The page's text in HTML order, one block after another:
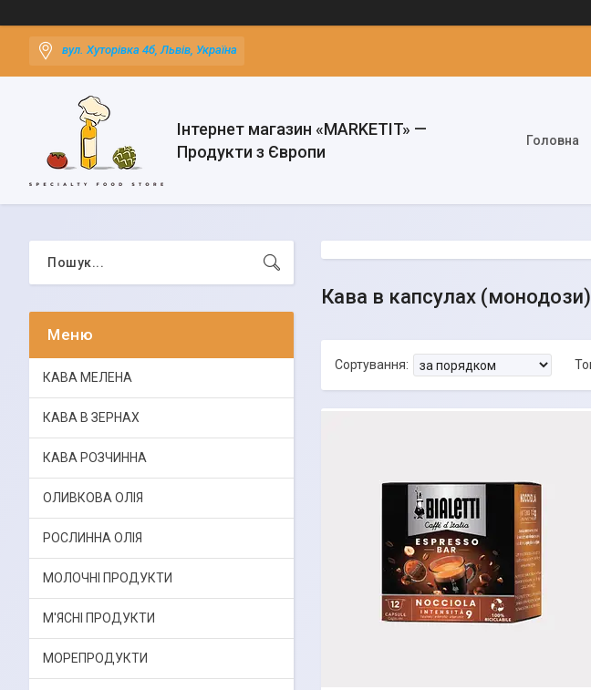
вул. Хуторівка 4б, Львів, Україна
Інтернет магазин «MARKETIT» —
Продукти з Європи
Головна
Кава в капсулах (монодози)
КАВА МЕЛЕНА
КАВА В ЗЕРНАХ
КАВА РОЗЧИННА
ОЛИВКОВА ОЛІЯ
РОСЛИННА ОЛІЯ
МОЛОЧНІ ПРОДУКТИ
М'ЯСНІ ПРОДУКТИ
МОРЕПРОДУКТИ